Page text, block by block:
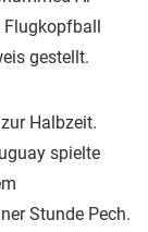
Flugkopfball
gestellt.
Halbzeit.
spielte
Stunde Pech.